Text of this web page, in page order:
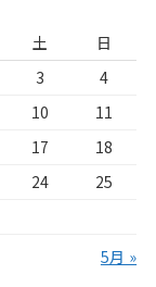
土
日
3
4
10
11
17
18
24
25
5月 »